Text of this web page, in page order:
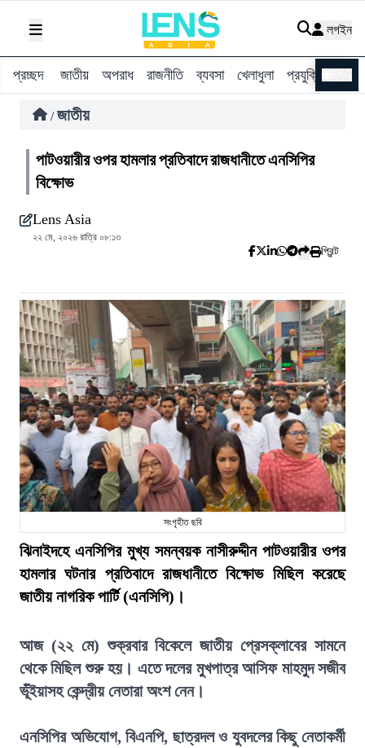
লগইন
প্রচ্ছদ জাতীয় অপরাধ রাজনীতি ব্যবসা খেলাধুলা প্রযুক্তি
/ জাতীয়
পাটওয়ারীর ওপর হামলার প্রতিবাদে রাজধানীতে এনসিপির
বিক্ষোভ
Lens Asia
২২ মে, ২০২৬ রাত্রি ০৮:১৩
প্রিন্ট
সংগৃহীত ছবি
ঝিনাইদহে এনসিপির মুখ্য সমন্বয়ক নাসীরুদ্দীন পাটওয়ারীর ওপর
হামলার ঘটনার প্রতিবাদে রাজধানীতে বিক্ষোভ মিছিল করেছে
জাতীয় নাগরিক পার্টি (এনসিপি)।
আজ (২২ মে) শুক্রবার বিকেলে জাতীয় প্রেসক্লাবের সামনে
থেকে মিছিল শুরু হয়। এতে দলের মুখপাত্র আসিফ মাহমুদ সজীব
ভূঁইয়াসহ কেন্দ্রীয় নেতারা অংশ নেন।
এনসিপির অভিযোগ, বিএনপি, ছাত্রদল ও যুবদলের কিছু নেতাকর্মী